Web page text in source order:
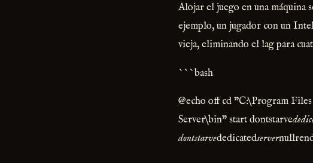
Alojar el juego en una máquina
ejemplo, un jugador con un
vieja, eliminando el lag para
```bash
@echo off cd "C:\Program
Server\bin" start dontstarve
dontstarvededicatedserver